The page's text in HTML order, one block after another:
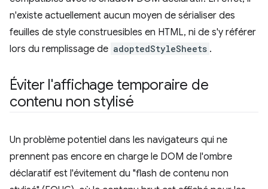
n'existe actuellement aucun moyen de sérialiser des
feuilles de style construesibles en HTML, ni de s'y référer
lors du remplissage de adoptedStyleSheets .
Éviter l'affichage temporaire de
contenu non stylisé
Un problème potentiel dans les navigateurs qui ne
prennent pas encore en charge le DOM de l'ombre
déclaratif est l'évitement du "flash de contenu non